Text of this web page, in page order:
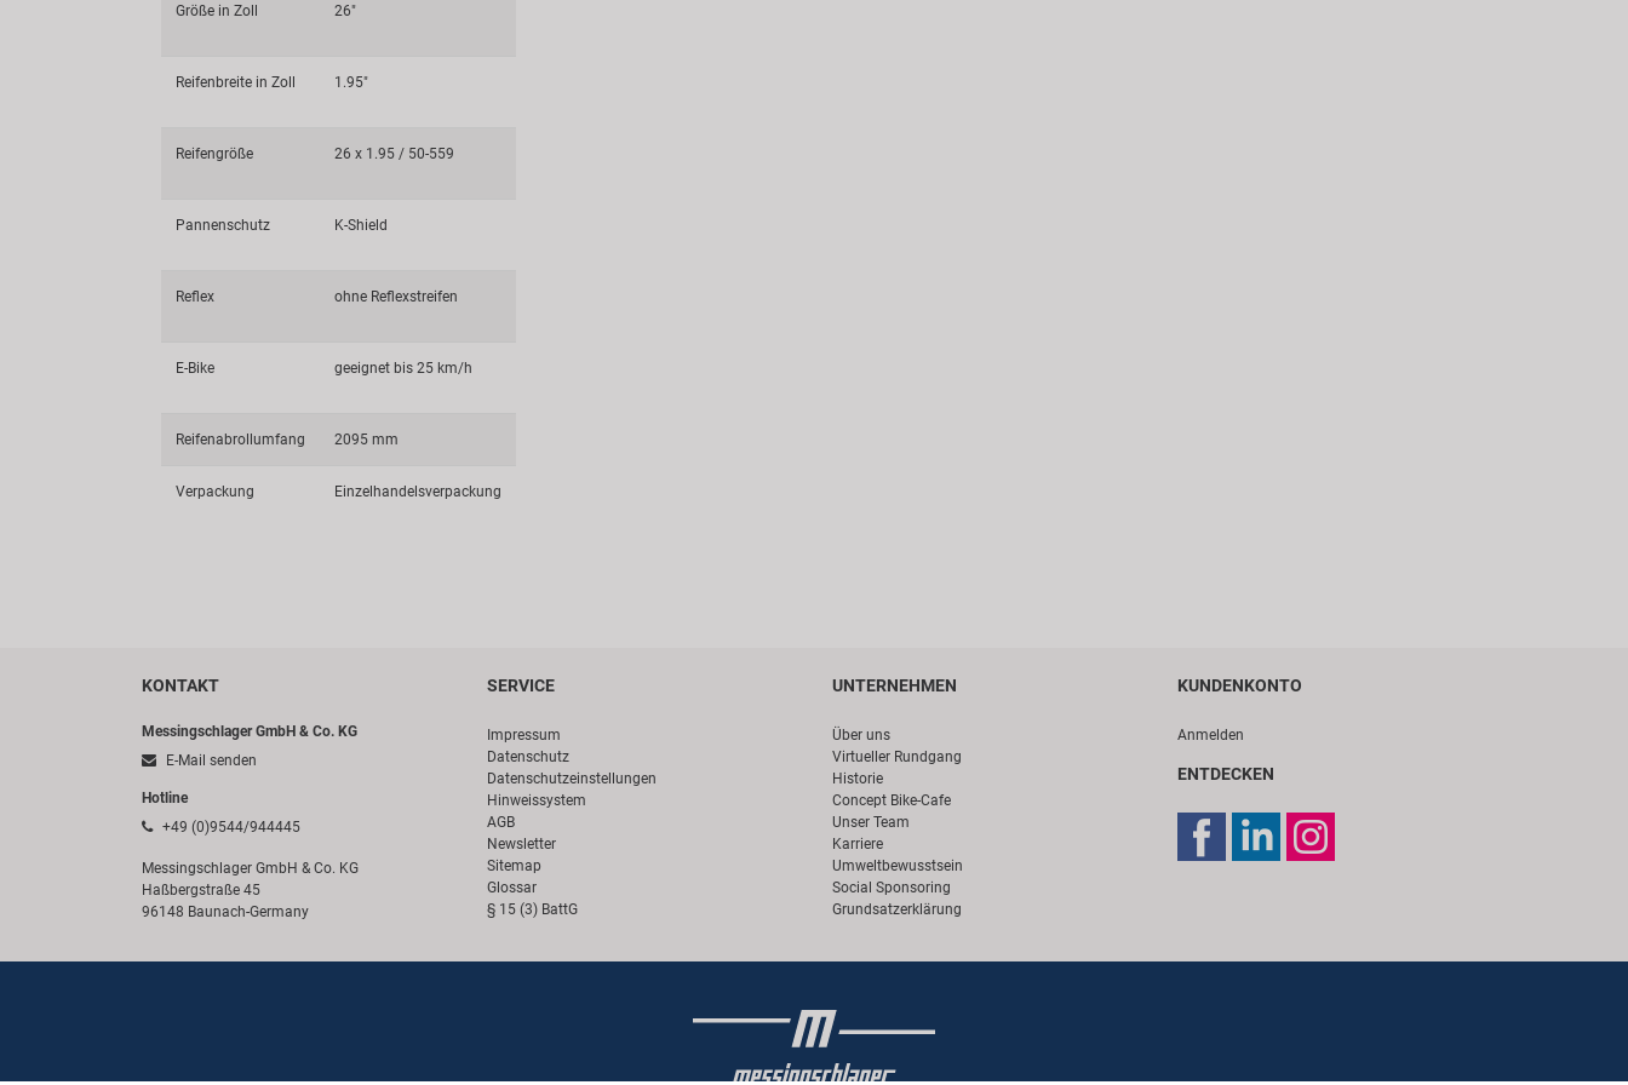
Größe in Zoll 26"
Reifenbreite in Zoll 1.95"
Reifengröße 26 x 1.95 / 50-559
Pannenschutz K-Shield
Reflex ohne Reflexstreifen
E-Bike geeignet bis 25 km/h
Reifenabrollumfang 2095 mm
Verpackung Einzelhandelsverpackung
KONTAKT
Messingschlager GmbH & Co. KG
E-Mail senden
Hotline
+49 (0)9544/944445
Messingschlager GmbH & Co. KG
Haßbergstraße 45
96148 Baunach-Germany
SERVICE
Impressum
Datenschutz
Datenschutzeinstellungen
Hinweissystem
AGB
Newsletter
Sitemap
Glossar
§ 15 (3) BattG
UNTERNEHMEN
Über uns
Virtueller Rundgang
Historie
Concept Bike-Cafe
Unser Team
Karriere
Umweltbewusstsein
Social Sponsoring
Grundsatzerklärung
KUNDENKONTO
Anmelden
ENTDECKEN